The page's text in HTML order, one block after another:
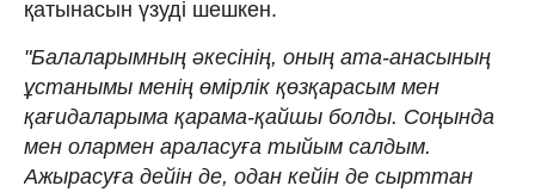
қатынасын үзуді шешкен.
"Балаларымның әкесінің, оның ата-анасының
ұстанымы менің өмірлік қөзқарасым мен
қағидаларыма қарама-қайшы болды. Соңында
мен олармен араласуға тыйым салдым.
Ажырасуға дейін де, одан кейін де сырттан